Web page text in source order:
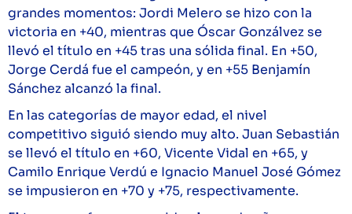
grandes momentos: Jordi Melero se hizo con la
victoria en +40, mientras que Óscar Gonzálvez se
llevó el título en +45 tras una sólida final. En +50,
Jorge Cerdá fue el campeón, y en +55 Benjamín
Sánchez alcanzó la final.
En las categorías de mayor edad, el nivel
competitivo siguió siendo muy alto. Juan Sebastián
se llevó el título en +60, Vicente Vidal en +65, y
Camilo Enrique Verdú e Ignacio Manuel José Gómez
se impusieron en +70 y +75, respectivamente.